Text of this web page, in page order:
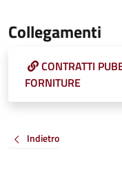
Collegamenti
CONTRATTI
FORNITURE
Indietro